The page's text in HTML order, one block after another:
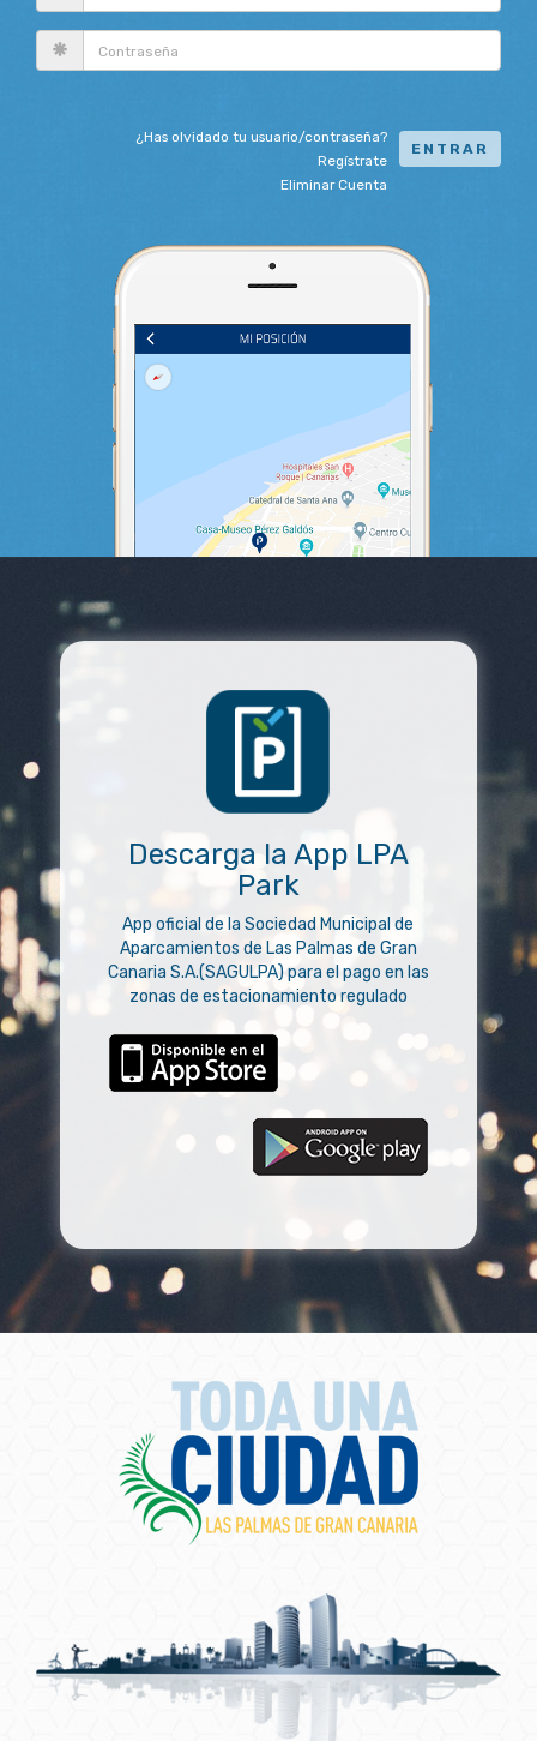
contraseña
ENTRAR
¿Has olvidado tu usuario/contraseña?
Regístrate
Eliminar Cuenta
Descarga la App LPA
Park
App oficial de la Sociedad Municipal de
Aparcamientos de Las Palmas de Gran
Canaria S.A.(SAGULPA) para el pago en las
zonas de estacionamiento regulado